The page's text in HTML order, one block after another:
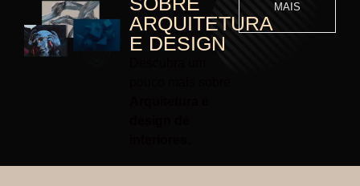
ARQUITETURA
E DESIGN
MAIS